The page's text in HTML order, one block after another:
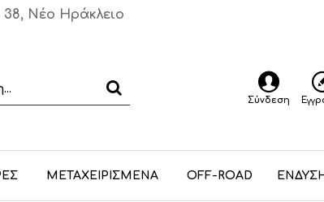
38, Νέο Ηράκλειο
Σύνδεση
ΜΕΤΑΧΕΙΡΙΣΜΕΝΑ OFF-ROAD